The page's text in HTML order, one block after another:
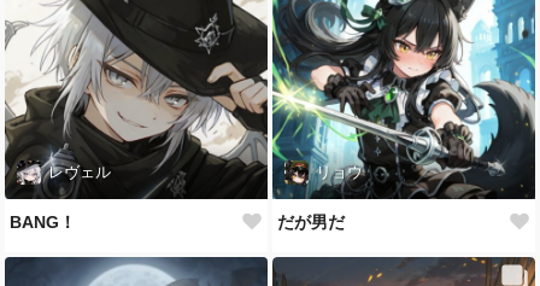
レヴェル
BANG！
リョウ
だが男だ